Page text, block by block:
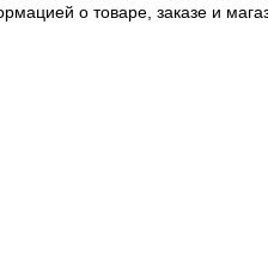
о товаре, заказе и